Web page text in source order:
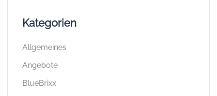
Kategorien
Allgemeines
Angebote
BlueBrixx